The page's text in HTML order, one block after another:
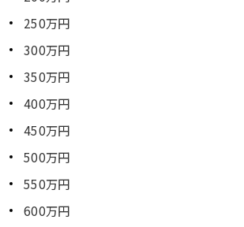
250万円
300万円
350万円
400万円
450万円
500万円
550万円
600万円